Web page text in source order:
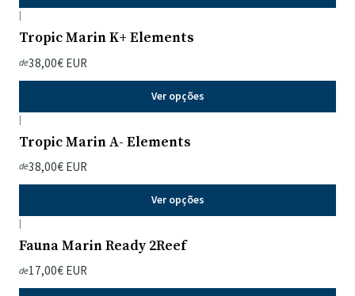
|
Tropic Marin K+ Elements
de38,00€ EUR
Ver opções
|
Tropic Marin A- Elements
de38,00€ EUR
Ver opções
|
Fauna Marin Ready 2Reef
de17,00€ EUR